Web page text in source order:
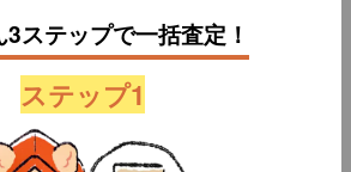
ステップで一括査定！
ステップ1